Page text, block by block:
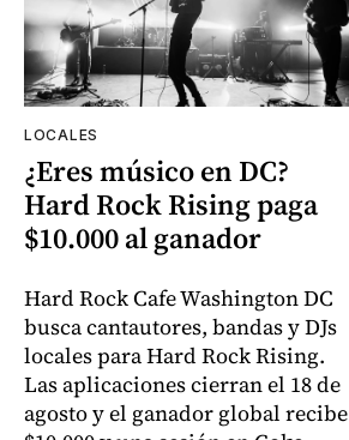
LOCALES
¿Eres músico en DC?
Hard Rock Rising paga
$10.000 al ganador
Hard Rock Cafe Washington DC
busca cantautores, bandas y DJs
locales para Hard Rock Rising.
Las aplicaciones cierran el 18 de
agosto y el ganador global recibe